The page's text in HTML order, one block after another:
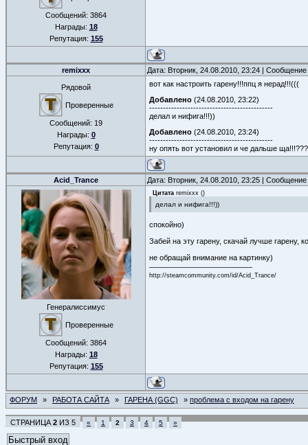
Сообщений: 3864
Награды: 18
Репутация: 155
remixxx Дата: Вторник, 24.08.2010, 23:24 |
Рядовой
Проверенные
Сообщений: 19
Награды: 0
Репутация: 0
вот как настроить гарену!!!ппц я нерад!!!(((
Добавлено (24.08.2010, 23:22)
---------------------------------------------
делал и нифига!!!))
Добавлено (24.08.2010, 23:24)
---------------------------------------------
ну опять вот установил и че дальше
Acid_Trance Дата: Вторник, 24.08.2010, 23:25 |
Генералиссимус
Проверенные
Сообщений: 3864
Награды: 18
Репутация: 155
Цитата remixxx ()
делал и нифига!!!))
cпокойно)
Забей на эту гарену, скачай лучше гарену,
не обращай внимание на картинку)
http://steamcommunity.com/id/Acid_Trance/
ФОРУМ » РАБОТА САЙТА » ГАРЕНА (GGC) » проблема с входом на гарену
СТРАНИЦА 2 ИЗ 5 « 1 2 3 4 5 »